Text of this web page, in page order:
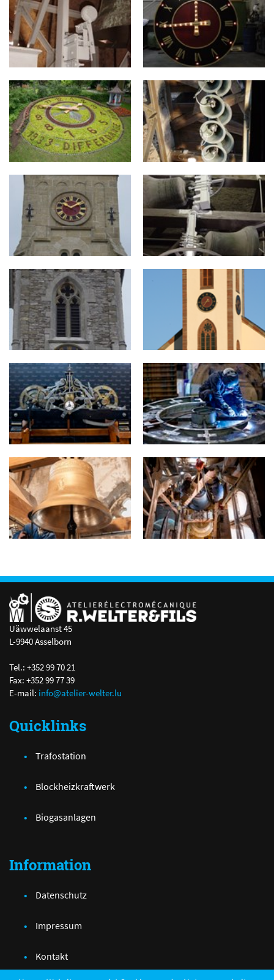
Uäwwelaanst 45
L-9940 Asselborn
Tel.: +352 99 70 21
Fax: +352 99 77 39
E-mail: info@atelier-welter.lu
Quicklinks
Trafostation
Blockheizkraftwerk
Biogasanlagen
Information
Datenschutz
Impressum
Kontakt